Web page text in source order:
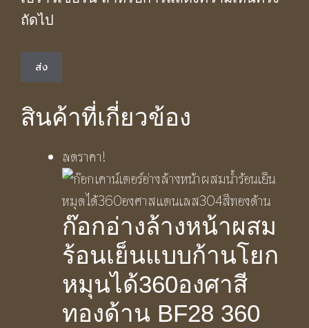
ถัดไป
สินค้าที่เกี่ยวข้อง
ลดราคา!
ก๊อกอ่างล้างหน้าผสม
ร้อนเย็นแบบก้านโยก
หมุนได้360องศาสี
ทองด้าน BF28 360